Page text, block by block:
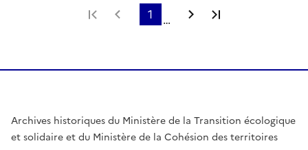
Première page
Page précédente
1 … Page suivante
Archives historiques du Ministère de la Transition écologique
et solidaire et du Ministère de la Cohésion des territoires